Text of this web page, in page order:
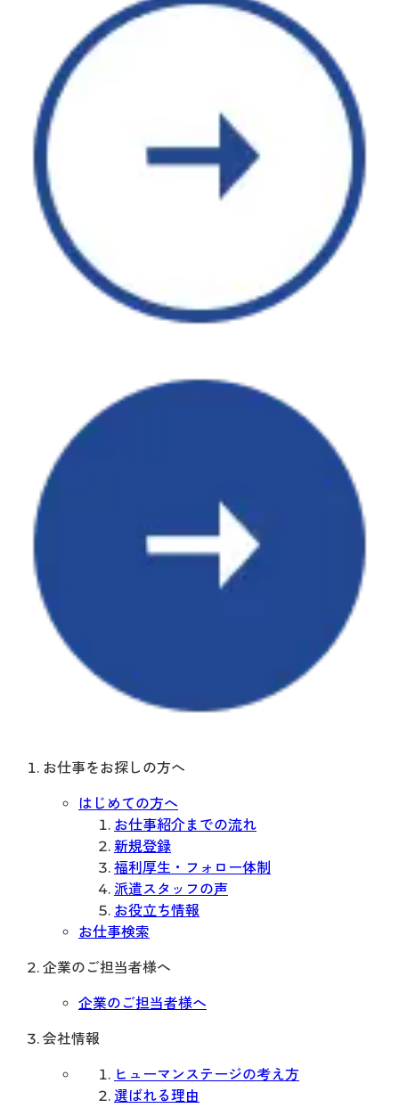
お仕事をお探しの方へ
はじめての方へ
お仕事紹介までの流れ
新規登録
福利厚生・フォロー体制
派遣スタッフの声
お役立ち情報
お仕事検索
企業のご担当者様へ
企業のご担当者様へ
会社情報
ヒューマンステージの考え方
選ばれる理由